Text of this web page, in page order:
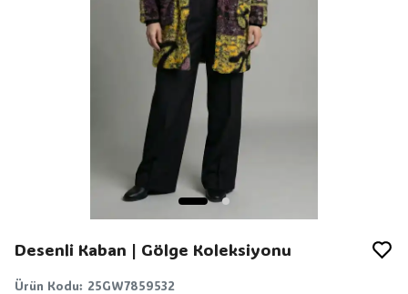
Desenli Kaban | Gölge Koleksiyonu
Ürün Kodu: 25GW7859532